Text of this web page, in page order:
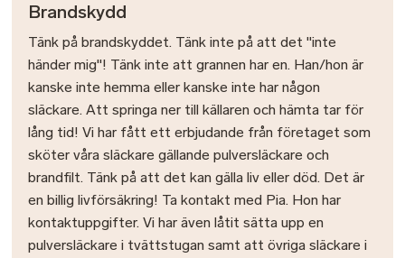
Brandskydd
Tänk på brandskyddet. Tänk inte på att det "inte
händer mig"! Tänk inte att grannen har en. Han/hon är
kanske inte hemma eller kanske inte har någon
släckare. Att springa ner till källaren och hämta tar för
lång tid! Vi har fått ett erbjudande från företaget som
sköter våra släckare gällande pulversläckare och
brandfilt. Tänk på att det kan gälla liv eller död. Det är
en billig livförsäkring! Ta kontakt med Pia. Hon har
kontaktuppgifter. Vi har även låtit sätta upp en
pulversläckare i tvättstugan samt att övriga släckare i